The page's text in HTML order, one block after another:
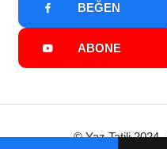
BEĞEN
ABONE
©Yaz Tatili2024 -